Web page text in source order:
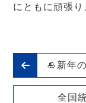
にともに頑張り
🎍新年
全国